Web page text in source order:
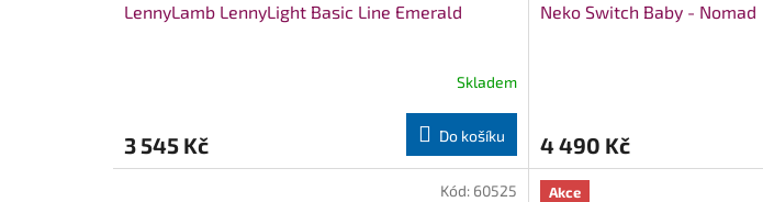
LennyLamb LennyLight Basic Line Emerald
Skladem
3 545 Kč Do košíku
Neko Switch Baby - Nomad
4 490 Kč
Kód: 60525 Akce